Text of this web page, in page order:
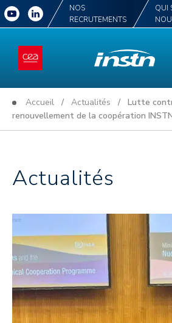
NOS
RECRUTEMENTS
QUI
Accueil / Actualités / Lutte
renouvellement de la coopération
Actualités